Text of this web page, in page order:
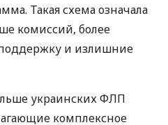
Такая схема означала
комиссий, более
и излишние
украинских ФЛП
комплексное